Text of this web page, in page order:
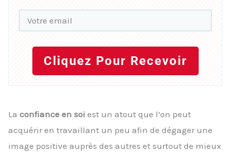
Cliquez Pour Recevoir
La confiance en soi est un atout que l’on peut
acquérir en travaillant un peu afin de dégager une
image positive auprès des autres et surtout de mieux